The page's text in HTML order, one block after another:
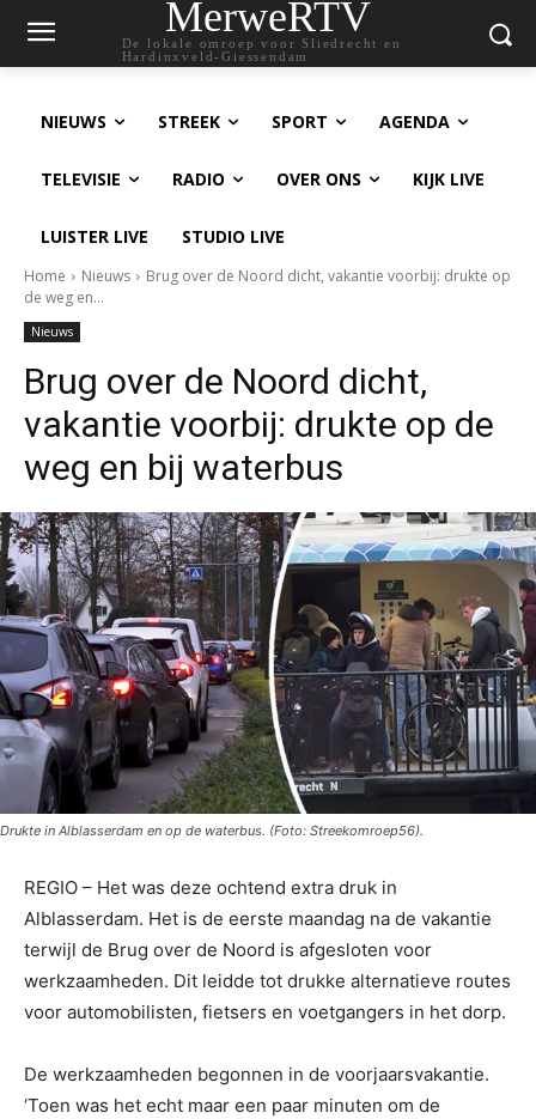
MerweRTV
De lokale omroep voor Sliedrecht en
Hardinxveld-Giessendam
NIEUWS STREEK SPORT AGENDA
TELEVISIE RADIO OVER ONS KIJK LIVE
LUISTER LIVE STUDIO LIVE
Home Nieuws
Brug over de Noord dicht, vakantie voorbij: drukte op
de weg en...
Nieuws
Brug over de Noord dicht,
vakantie voorbij: drukte op de
weg en bij waterbus
Drukte in Alblasserdam en op de waterbus. (Foto: Streekomroep56).
REGIO – Het was deze ochtend extra druk in
Alblasserdam. Het is de eerste maandag na de vakantie
terwijl de Brug over de Noord is afgesloten voor
werkzaamheden. Dit leidde tot drukke alternatieve routes
voor automobilisten, fietsers en voetgangers in het dorp.
De werkzaamheden begonnen in de voorjaarsvakantie.
‘Toen was het echt maar een paar minuten om de